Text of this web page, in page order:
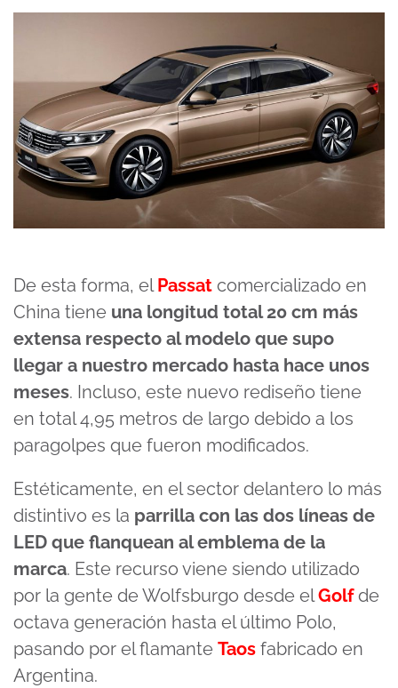
De esta forma, elPassat comercializado en
China tiene una longitud total 20 cm más
extensa respecto al modelo que supo
llegar a nuestro mercado hasta hace unos
meses. Incluso, este nuevo rediseño tiene
en total 4,95 metros de largo debido a los
paragolpes que fueron modificados.
Estéticamente, en el sector delantero lo más
distintivo es la parrilla con las dos líneas de
LED que flanquean al emblema de la
marca. Este recurso viene siendo utilizado
por la gente de Wolfsburgo desde elGolfde
octava generación hasta el último Polo,
pasando por el flamante Taos fabricado en
Argentina.